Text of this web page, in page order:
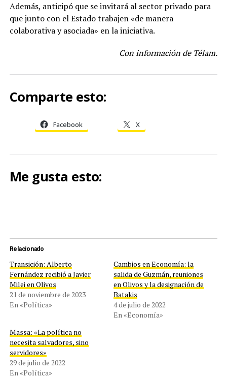
Además, anticipó que se invitará al sector privado para
que junto con el Estado trabajen «de manera
colaborativa y asociada» en la iniciativa.
Con información de Télam.
Comparte esto:
Facebook X
Me gusta esto:
Relacionado
Transición: Alberto
Fernández recibió a Javier
Milei en Olivos
21 de noviembre de 2023
En «Política»
Cambios en Economía: la
salida de Guzmán, reuniones
en Olivos y la designación de
Batakis
4 de julio de 2022
En «Economía»
Massa: «La política no
necesita salvadores, sino
servidores»
29 de julio de 2022
En «Política»